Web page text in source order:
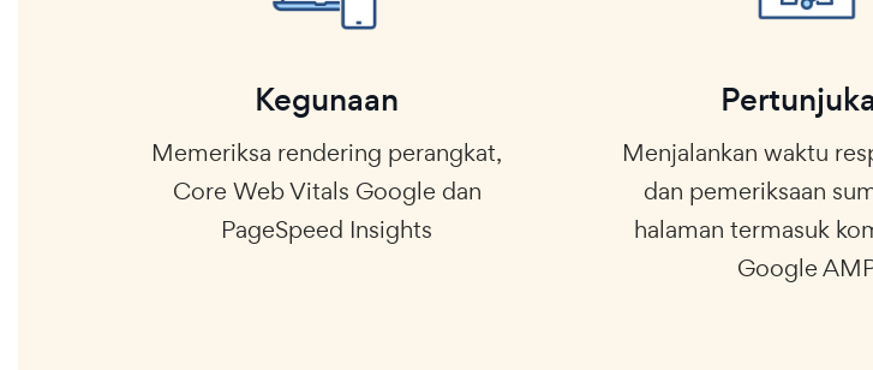
Kegunaan
Memeriksa rendering perangkat,
Core Web Vitals Google dan
PageSpeed Insights
Menjalankan waktu
dan pemeriksaan
halaman termasuk
Google